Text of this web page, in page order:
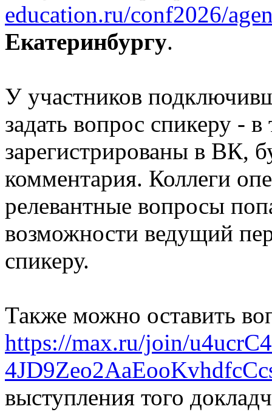
education.ru/conf2026/
Екатеринбургу.
У участников
задать вопрос спикеру -
зарегистрированы в ВК,
комментария. Коллеги
релевантные вопросы
возможности ведущий
спикеру.
Также можно оставить
https://max.ru/join/
выступления того